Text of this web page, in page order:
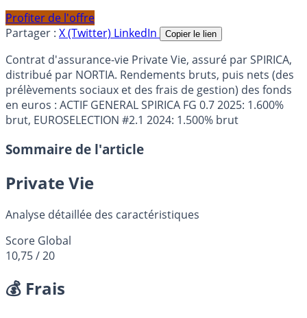
Profiter de l'offre
Partager : X (Twitter) LinkedIn Copier le lien
Contrat d'assurance-vie Private Vie, assuré par SPIRICA,
distribué par NORTIA. Rendements bruts, puis nets (des
prélèvements sociaux et des frais de gestion) des fonds
en euros : ACTIF GENERAL SPIRICA FG 0.7 2025: 1.600%
brut, EUROSELECTION #2.1 2024: 1.500% brut
Sommaire de l'article
Private Vie
Analyse détaillée des caractéristiques
Score Global
10,75/ 20
💰 Frais